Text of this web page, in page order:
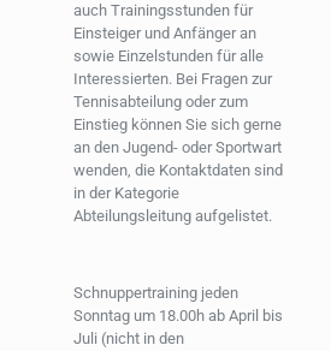
auch Trainingsstunden für
Einsteiger und Anfänger an
sowie Einzelstunden für alle
Interessierten. Bei Fragen zur
Tennisabteilung oder zum
Einstieg können Sie sich gerne
an den Jugend- oder Sportwart
wenden, die Kontaktdaten sind
in der Kategorie
Abteilungsleitung aufgelistet.
Schnuppertraining jeden
Sonntag um 18.00h ab April bis
Juli (nicht in den